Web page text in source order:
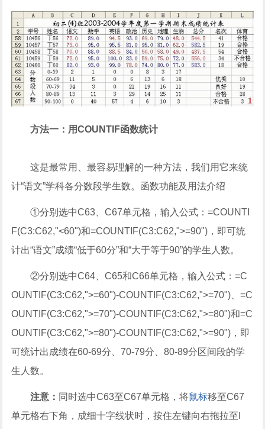
方法一：用COUNTIF函数统计
这是最常用、最容易理解的一种方法，我们用它来统
计“语文”学科各分数段学生数。函数功能及用法介绍
①分别选中C63、C67单元格，输入公式：=COUNTI
F(C3:C62,"<60")和=COUNTIF(C3:C62,">=90")，即可统
计出“语文”成绩“低于60分”和“大于等于90”的学生人数。
②分别选中C64、C65和C66单元格，输入公式：=C
OUNTIF(C3:C62,">=60")-COUNTIF(C3:C62,">=70")、=C
OUNTIF(C3:C62,">=70")-COUNTIF(C3:C62,">=80")和=C
OUNTIF(C3:C62,">=80")-COUNTIF(C3:C62,">=90")，即
可统计出成绩在60-69分、70-79分、80-89分区间段的学
生人数。
注意： 同时选中C63至C67单元格，将鼠标移至C67
单元格右下角，成细十字线状时，按住左键向右拖拉至I